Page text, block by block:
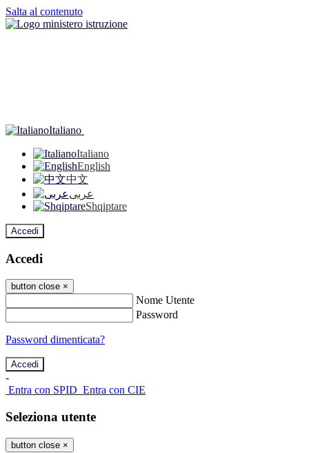
Salta al contenuto
Italiano
Italiano
English
中文
عربى
Shqiptare
Accedi
Accedi
button close ×
Nome Utente
Password
Password dimenticata?
-
Entra con SPID Entra con CIE
Seleziona utente
button close ×